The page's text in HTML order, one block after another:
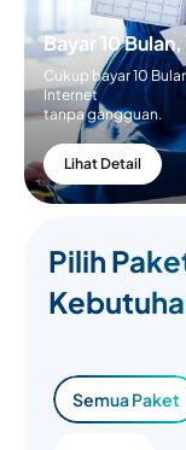
Bayar 10
Cukup bayar 10
Internet
tanpa gangguan.
Lihat Detail
Pilih
Semua Paket